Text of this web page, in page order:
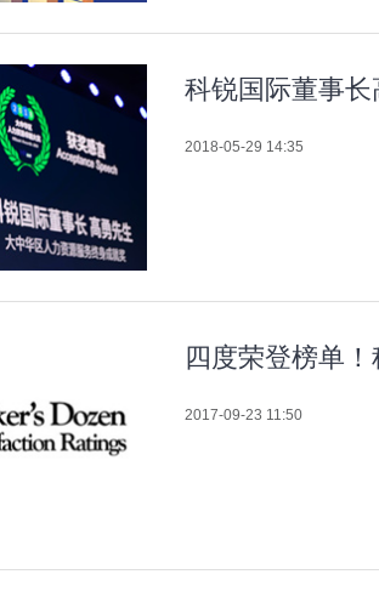
科锐国际董事长
2018-05-29 14:35
四度荣登榜单
2017-09-23 11:50